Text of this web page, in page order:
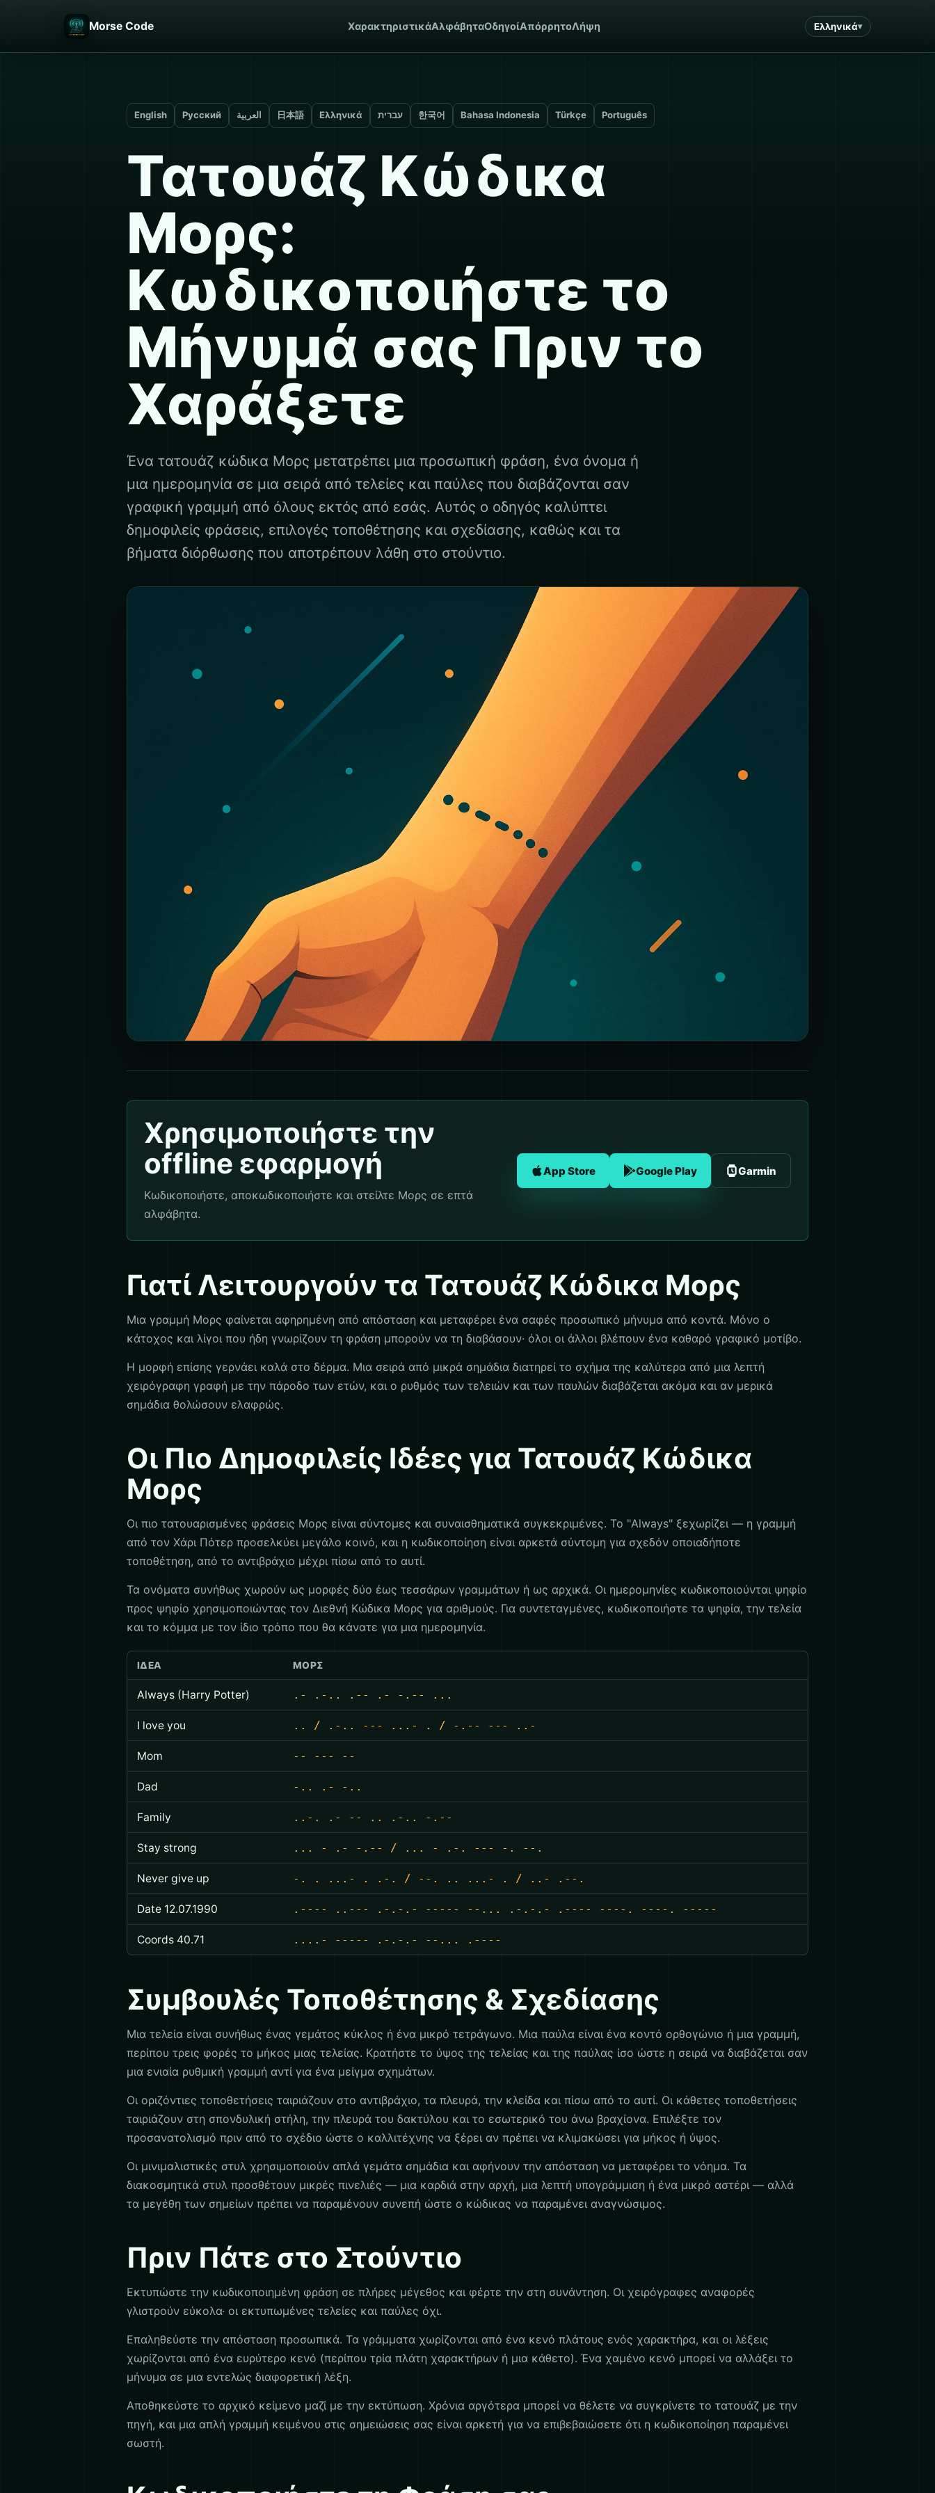
Morse Code ΧαρακτηριστικάΑλφάβηταΟδηγοίΑπόρρητοΛήψη Ελληνικά
English Русский العربية 日本語 Ελληνικά עברית 한국어 Bahasa Indonesia Türkçe Português
Τατουάζ Κώδικα
Μορς:
Κωδικοποιήστε το
Μήνυμά σας Πριν το
Χαράξετε
Ένα τατουάζ κώδικα Μορς μετατρέπει μια προσωπική φράση, ένα όνομα ή
μια ημερομηνία σε μια σειρά από τελείες και παύλες που διαβάζονται σαν
γραφική γραμμή από όλους εκτός από εσάς. Αυτός ο οδηγός καλύπτει
δημοφιλείς φράσεις, επιλογές τοποθέτησης και σχεδίασης, καθώς και τα
βήματα διόρθωσης που αποτρέπουν λάθη στο στούντιο.
Χρησιμοποιήστε την
offline εφαρμογή
Κωδικοποιήστε, αποκωδικοποιήστε και στείλτε Μορς σε επτά
αλφάβητα.
App Store Google Play Garmin
Γιατί Λειτουργούν τα Τατουάζ Κώδικα Μορς
Μια γραμμή Μορς φαίνεται αφηρημένη από απόσταση και μεταφέρει ένα σαφές προσωπικό μήνυμα από κοντά. Μόνο ο
κάτοχος και λίγοι που ήδη γνωρίζουν τη φράση μπορούν να τη διαβάσουν· όλοι οι άλλοι βλέπουν ένα καθαρό γραφικό μοτίβο.
Η μορφή επίσης γερνάει καλά στο δέρμα. Μια σειρά από μικρά σημάδια διατηρεί το σχήμα της καλύτερα από μια λεπτή
χειρόγραφη γραφή με την πάροδο των ετών, και ο ρυθμός των τελειών και των παυλών διαβάζεται ακόμα και αν μερικά
σημάδια θολώσουν ελαφρώς.
Οι Πιο Δημοφιλείς Ιδέες για Τατουάζ Κώδικα
Μορς
Οι πιο τατουαρισμένες φράσεις Μορς είναι σύντομες και συναισθηματικά συγκεκριμένες. Το "Always" ξεχωρίζει — η γραμμή
από τον Χάρι Πότερ προσελκύει μεγάλο κοινό, και η κωδικοποίηση είναι αρκετά σύντομη για σχεδόν οποιαδήποτε
τοποθέτηση, από το αντιβράχιο μέχρι πίσω από το αυτί.
Τα ονόματα συνήθως χωρούν ως μορφές δύο έως τεσσάρων γραμμάτων ή ως αρχικά. Οι ημερομηνίες κωδικοποιούνται ψηφίο
προς ψηφίο χρησιμοποιώντας τον Διεθνή Κώδικα Μορς για αριθμούς. Για συντεταγμένες, κωδικοποιήστε τα ψηφία, την τελεία
και το κόμμα με τον ίδιο τρόπο που θα κάνατε για μια ημερομηνία.
ΙΔΈΑ ΜΟΡΣ
Always (Harry Potter) .- .-.. .-- .- -.-- ...
I love you .. / .-.. --- ...- . / -.-- --- ..-
Mom -- --- --
Dad -.. .- -..
Family ..-. .- -- .. .-.. -.--
Stay strong ... - .- -.-- / ... - .-. --- -. --.
Never give up -. . ...- . .-. / --. .. ...- . / ..- .--.
Date 12.07.1990 .---- ..--- .-.-.- ----- --... .-.-.- .---- ----. ----. -----
Coords 40.71 ....- ----- .-.-.- --... .----
Συμβουλές Τοποθέτησης & Σχεδίασης
Μια τελεία είναι συνήθως ένας γεμάτος κύκλος ή ένα μικρό τετράγωνο. Μια παύλα είναι ένα κοντό ορθογώνιο ή μια γραμμή,
περίπου τρεις φορές το μήκος μιας τελείας. Κρατήστε το ύψος της τελείας και της παύλας ίσο ώστε η σειρά να διαβάζεται σαν
μια ενιαία ρυθμική γραμμή αντί για ένα μείγμα σχημάτων.
Οι οριζόντιες τοποθετήσεις ταιριάζουν στο αντιβράχιο, τα πλευρά, την κλείδα και πίσω από το αυτί. Οι κάθετες τοποθετήσεις
ταιριάζουν στη σπονδυλική στήλη, την πλευρά του δακτύλου και το εσωτερικό του άνω βραχίονα. Επιλέξτε τον
προσανατολισμό πριν από το σχέδιο ώστε ο καλλιτέχνης να ξέρει αν πρέπει να κλιμακώσει για μήκος ή ύψος.
Οι μινιμαλιστικές στυλ χρησιμοποιούν απλά γεμάτα σημάδια και αφήνουν την απόσταση να μεταφέρει το νόημα. Τα
διακοσμητικά στυλ προσθέτουν μικρές πινελιές — μια καρδιά στην αρχή, μια λεπτή υπογράμμιση ή ένα μικρό αστέρι — αλλά
τα μεγέθη των σημείων πρέπει να παραμένουν συνεπή ώστε ο κώδικας να παραμένει αναγνώσιμος.
Πριν Πάτε στο Στούντιο
Εκτυπώστε την κωδικοποιημένη φράση σε πλήρες μέγεθος και φέρτε την στη συνάντηση. Οι χειρόγραφες αναφορές
γλιστρούν εύκολα· οι εκτυπωμένες τελείες και παύλες όχι.
Επαληθεύστε την απόσταση προσωπικά. Τα γράμματα χωρίζονται από ένα κενό πλάτους ενός χαρακτήρα, και οι λέξεις
χωρίζονται από ένα ευρύτερο κενό (περίπου τρία πλάτη χαρακτήρων ή μια κάθετο). Ένα χαμένο κενό μπορεί να αλλάξει το
μήνυμα σε μια εντελώς διαφορετική λέξη.
Αποθηκεύστε το αρχικό κείμενο μαζί με την εκτύπωση. Χρόνια αργότερα μπορεί να θέλετε να συγκρίνετε το τατουάζ με την
πηγή, και μια απλή γραμμή κειμένου στις σημειώσεις σας είναι αρκετή για να επιβεβαιώσετε ότι η κωδικοποίηση παραμένει
σωστή.